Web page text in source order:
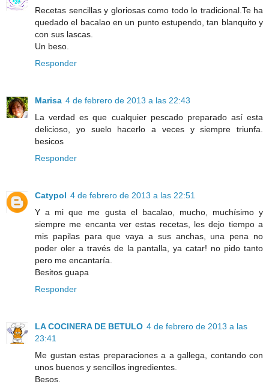
Recetas sencillas y gloriosas como todo lo tradicional.Te ha
quedado el bacalao en un punto estupendo, tan blanquito y
con sus lascas.
Un beso.
Responder
Marisa 4 de febrero de 2013 a las 22:43
La verdad es que cualquier pescado preparado así esta
delicioso, yo suelo hacerlo a veces y siempre triunfa.
besicos
Responder
Catypol 4 de febrero de 2013 a las 22:51
Y a mi que me gusta el bacalao, mucho, muchísimo y
siempre me encanta ver estas recetas, les dejo tiempo a
mis papilas para que vaya a sus anchas, una pena no
poder oler a través de la pantalla, ya catar! no pido tanto
pero me encantaría.
Besitos guapa
Responder
LA COCINERA DE BETULO 4 de febrero de 2013 a las
23:41
Me gustan estas preparaciones a a gallega, contando con
unos buenos y sencillos ingredientes.
Besos.